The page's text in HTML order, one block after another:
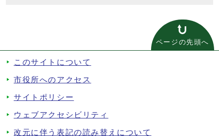
ページの先頭へ
このサイトについて
市役所へのアクセス
サイトポリシー
ウェブアクセシビリティ
改元に伴う表記の読み替えについて